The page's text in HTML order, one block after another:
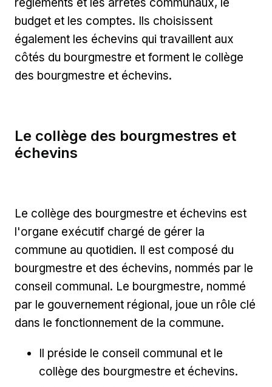
budget et les comptes. Ils choisissent
également les échevins qui travaillent aux
côtés du bourgmestre et forment le collège
des bourgmestre et échevins.
Le collège des bourgmestres et
échevins
Le collège des bourgmestre et échevins est
l'organe exécutif chargé de gérer la
commune au quotidien. Il est composé du
bourgmestre et des échevins, nommés par le
conseil communal. Le bourgmestre, nommé
par le gouvernement régional, joue un rôle clé
dans le fonctionnement de la commune.
Il préside le conseil communal et le
collège des bourgmestre et échevins.